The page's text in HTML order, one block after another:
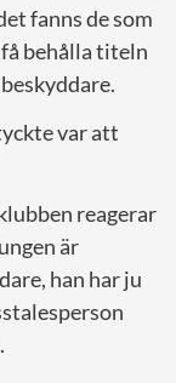
fanns de som
behålla titeln
var att
reagerar
är
han har ju
.